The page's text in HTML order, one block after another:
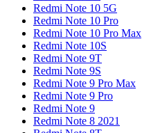
Redmi Note 10 5G
Redmi Note 10 Pro
Redmi Note 10 Pro Max
Redmi Note 10S
Redmi Note 9T
Redmi Note 9S
Redmi Note 9 Pro Max
Redmi Note 9 Pro
Redmi Note 9
Redmi Note 8 2021